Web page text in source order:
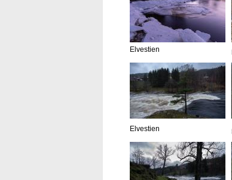
Elvestien
Elvestien